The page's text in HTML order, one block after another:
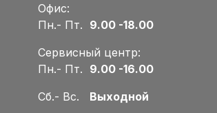
Офис:
Пн.- Пт. 9.00 -18.00
Сервисный центр:
Пн.- Пт. 9.00 -16.00
Сб.- Вс. Выходной